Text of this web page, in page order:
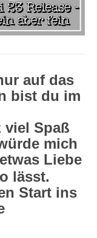
auf das
bist du im
viel Spaß
mich
Liebe
lässt.
Start ins